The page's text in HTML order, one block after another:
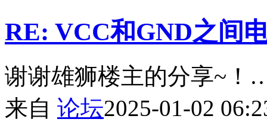
RE: VCC和GND之间
谢谢雄狮楼主的分享~
来自 论坛2025-01-02